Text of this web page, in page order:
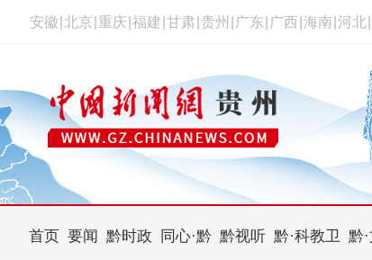
安徽 北京 重庆 福建 甘肃 贵州 广东 广西 海南 河北
首页 要闻 黔时政 同心·黔 黔视听 黔·科教卫 黔